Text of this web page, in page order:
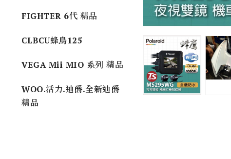
FIGHTER 6代 精品
CLBCU蜂鳥125
VEGA Mii MIO 系列 精品
WOO.活力.迪爵.全新迪爵
精品